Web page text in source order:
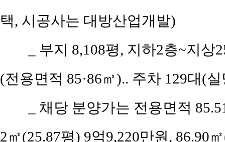
택, 시공사는 대방산업개발)
_ 부지 8,108평, 지하2층~지
(전용면적 85·86㎡).. 주차 129대(
_ 채당 분양가는 전용면적
2㎡(25.87평) 9억9,220만원, 86.90